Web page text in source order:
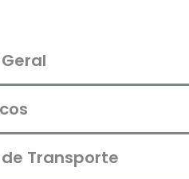
Transporte